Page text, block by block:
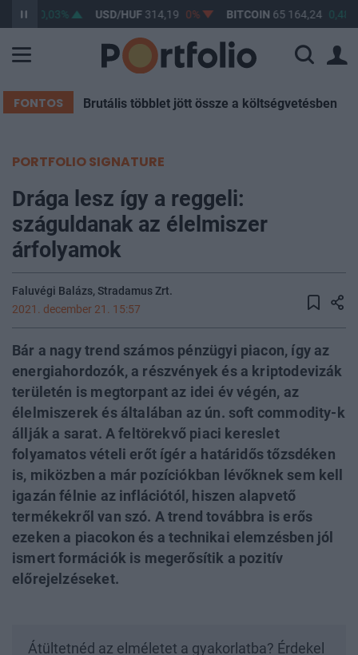
0,03% USD/HUF314,19 0% BITCOIN65 164,24 0,48%
FONTOS Brutális többlet jött össze a költségvetésben
PORTFOLIO SIGNATURE
Drága lesz így a reggeli:
száguldanak az élelmiszer
árfolyamok
Faluvégi Balázs, Stradamus Zrt.
2021. december 21. 15:57
Bár a nagy trend számos pénzügyi piacon, így az
energiahordozók, a részvények és a kriptodevizák
területén is megtorpant az idei év végén, az
élelmiszerek és általában az ún. soft commodity-k
állják a sarat. A feltörekvő piaci kereslet
folyamatos vételi erőt ígér a határidős tőzsdéken
is, miközben a már pozíciókban lévőknek sem kell
igazán félnie az inflációtól, hiszen alapvető
termékekről van szó. A trend továbbra is erős
ezeken a piacokon és a technikai elemzésben jól
ismert formációk is megerősítik a pozitív
előrejelzéseket.
Átültetnéd az elméletet a gyakorlatba? Érdekel